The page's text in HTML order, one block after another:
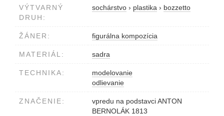
VÝTVARNÝ
DRUH:
sochárstvo › plastika › bozzetto
ŽÁNER: figurálna kompozícia
MATERIÁL: sadra
TECHNIKA:
modelovanie
odlievanie
ZNAČENIE:
vpredu na podstavci ANTON
BERNOLÁK 1813